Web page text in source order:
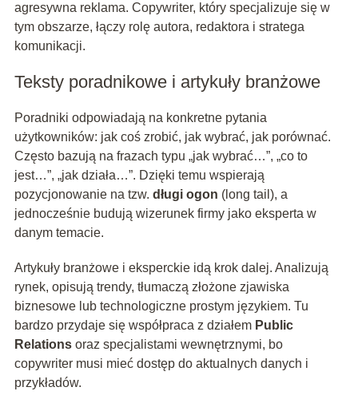
agresywna reklama. Copywriter, który specjalizuje się w
tym obszarze, łączy rolę autora, redaktora i stratega
komunikacji.
Teksty poradnikowe i artykuły branżowe
Poradniki odpowiadają na konkretne pytania
użytkowników: jak coś zrobić, jak wybrać, jak porównać.
Często bazują na frazach typu „jak wybrać…”, „co to
jest…”, „jak działa…”. Dzięki temu wspierają
pozycjonowanie na tzw. długi ogon (long tail), a
jednocześnie budują wizerunek firmy jako eksperta w
danym temacie.
Artykuły branżowe i eksperckie idą krok dalej. Analizują
rynek, opisują trendy, tłumaczą złożone zjawiska
biznesowe lub technologiczne prostym językiem. Tu
bardzo przydaje się współpraca z działem Public
Relationsoraz specjalistami wewnętrznymi, bo
copywriter musi mieć dostęp do aktualnych danych i
przykładów.